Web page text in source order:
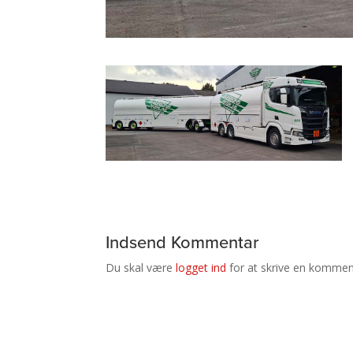
Indsend Kommentar
Du skal værelogget ind for at skrive en